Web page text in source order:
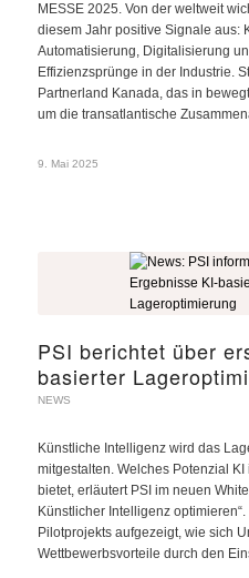
MESSE 2025. Von der weltweit
diesem Jahr positive Signale aus:
Automatisierung, Digitalisierung
Effizienzsprünge in der Industrie.
Partnerland Kanada, das in
um die transatlantische
9. Mai 2025
PSI berichtet über
basierter
NEWS
Künstliche Intelligenz wird das
mitgestalten. Welches Potenzial
bietet, erläutert PSI im neuen
Künstlicher Intelligenz
Pilotprojekts aufgezeigt, wie sich
Wettbewerbsvorteile durch den